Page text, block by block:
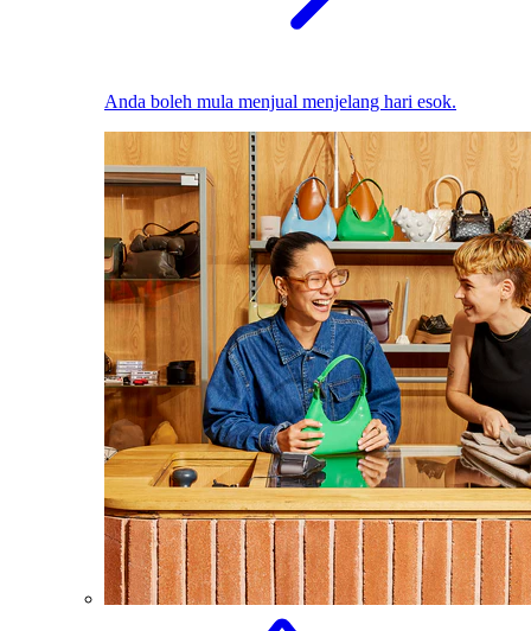
Anda boleh mula menjual menjelang hari esok.